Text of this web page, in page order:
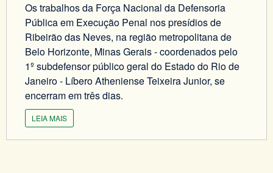
Os trabalhos da Força Nacional da Defensoria
Pública em Execução Penal nos presídios de
Ribeirão das Neves, na região metropolitana de
Belo Horizonte, Minas Gerais - coordenados pelo
1º subdefensor público geral do Estado do Rio de
Janeiro - Líbero Atheniense Teixeira Junior, se
encerram em três dias.
LEIA MAIS